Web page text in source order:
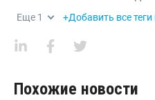
Еще 1 +Добавить все
Похожие новости